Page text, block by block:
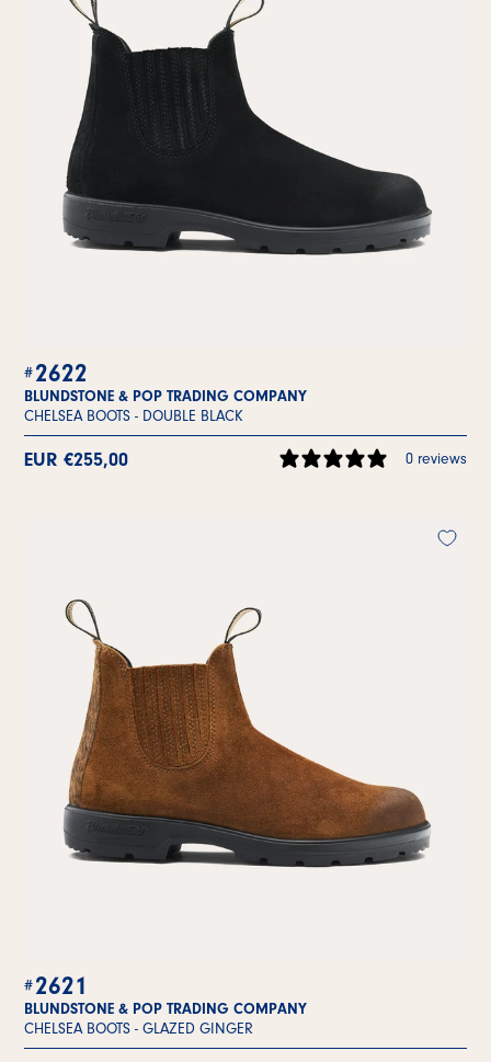
BLUNDSTONE & POP TRADING COMPANY
CHELSEA BOOTS - DOUBLE BLACK
2622
EUR €255,00 0 reviews
BLUNDSTONE & POP TRADING COMPANY
CHELSEA BOOTS - GLAZED GINGER
2621